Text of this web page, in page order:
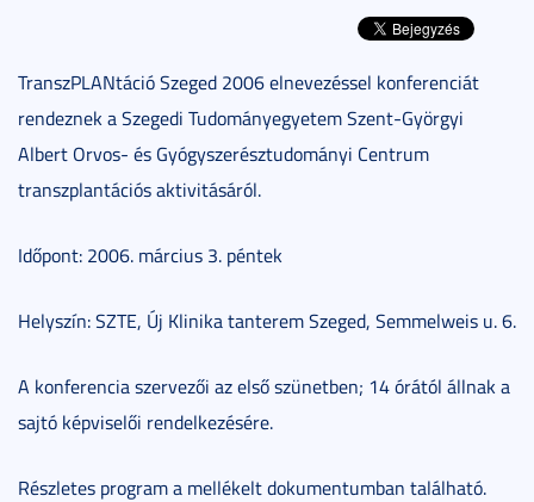
TranszPLANtáció Szeged 2006 elnevezéssel konferenciát
rendeznek a Szegedi Tudományegyetem Szent-Györgyi
Albert Orvos- és Gyógyszerésztudományi Centrum
transzplantációs aktivitásáról.
Időpont: 2006. március 3. péntek
Helyszín: SZTE, Új Klinika tanterem Szeged, Semmelweis u. 6.
A konferencia szervezői az első szünetben; 14 órától állnak a
sajtó képviselői rendelkezésére.
Részletes program a mellékelt dokumentumban található.